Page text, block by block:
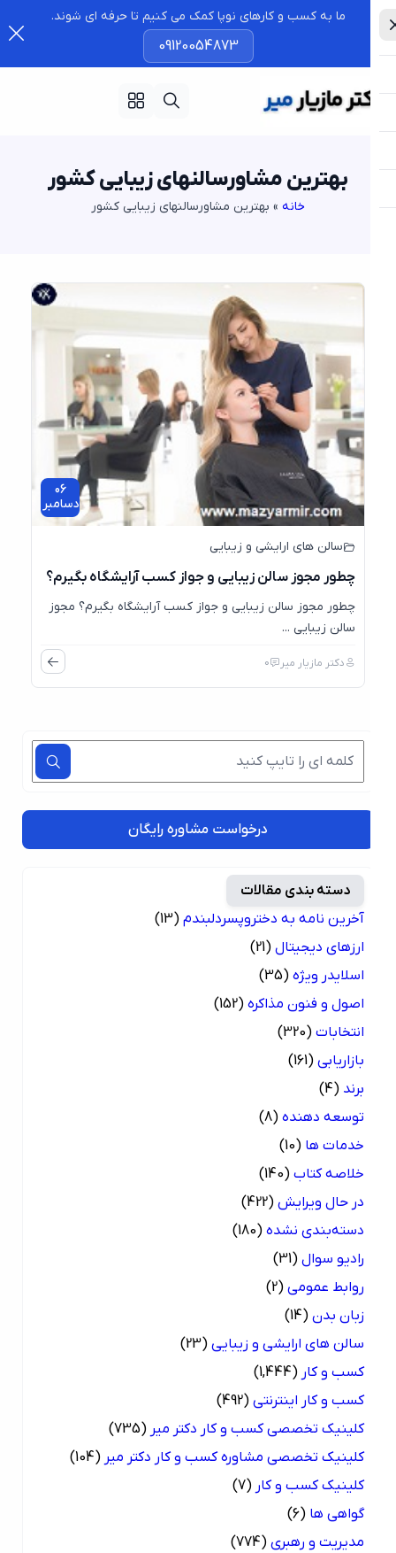
ما به کسب و کارهای نوپا کمک می کنیم تا حرفه ای شوند.
09120054873
بهترین مشاورسالنهای زیبایی کشور
»بهترین مشاورسالنهای زیبایی کشور
06
دسامبر
سالن های ارایشی و زیبایی
چطور مجوز سالن زیبایی و جواز کسب آرایشگاه بگیرم؟
چطور مجوز سالن زیبایی و جواز کسب آرایشگاه بگیرم؟ مجوز
سالن زیبایی ...
دکتر مازیار میر 0
درخواست مشاوره رایگان
دسته بندی مقالات
آخرین نامه به دختروپسردلبندم (13)
ارزهای دیجیتال (21)
اسلایدر ویژه (35)
اصول و فنون مذاکره (152)
انتخابات (320)
بازاریابی (161)
(4)
توسعه دهنده (8)
خدمات ها (10)
خلاصه کتاب (140)
در حال ویرایش (422)
دسته‌بندی نشده (180)
رادیو سوال (31)
روابط عمومی (2)
زبان بدن (14)
سالن های ارایشی و زیبایی (23)
کسب و کار (1,444)
کسب و کار اینترنتی (492)
کلینیک تخصصی کسب و کار دکتر میر (735)
کلینیک تخصصی مشاوره کسب و کار دکتر میر (104)
کلینیک کسب و کار (7)
گواهی ها (6)
مدیریت و رهبری (774)